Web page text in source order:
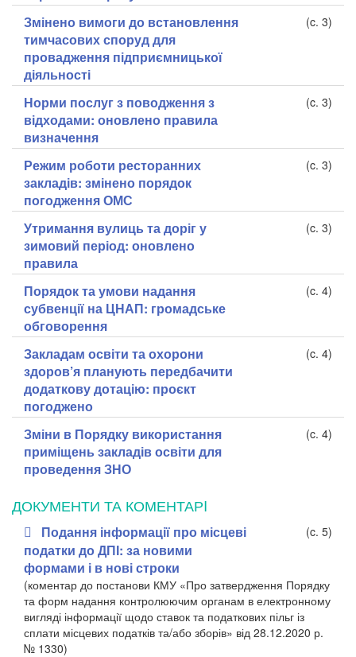
Змінено вимоги до встановлення
тимчасових споруд для
провадження підприємницької
діяльності
(c. 3)
Норми послуг з поводження з
відходами: оновлено правила
визначення
(c. 3)
Режим роботи ресторанних
закладів: змінено порядок
погодження ОМС
(c. 3)
Утримання вулиць та доріг у
зимовий період: оновлено
правила
(c. 3)
Порядок та умови надання
субвенції на ЦНАП: громадське
обговорення
(c. 4)
Закладам освіти та охорони
здоров’я планують передбачити
додаткову дотацію: проєкт
погоджено
(c. 4)
Зміни в Порядку використання
приміщень закладів освіти для
проведення ЗНО
(c. 4)
ДОКУМЕНТИ ТА КОМЕНТАРI
Подання інформації про місцеві
податки до ДПІ: за новими
формами і в нові строки
(c. 5)
(коментар до постанови КМУ «Про затвердження Порядку
та форм надання контролюючим органам в електронному
вигляді інформації щодо ставок та податкових пільг із
сплати місцевих податків та/або зборів» від 28.12.2020 р.
№ 1330)